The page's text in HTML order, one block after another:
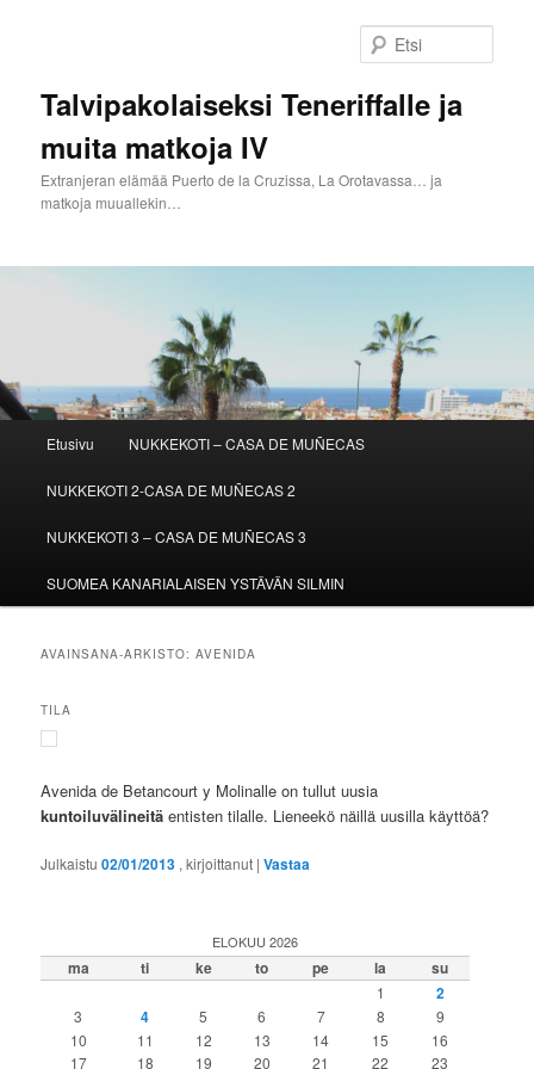
Talvipakolaiseksi Teneriffalle ja
muita matkoja IV
Extranjeran elämää Puerto de la Cruzissa, La Orotavassa… ja
matkoja muuallekin…
Etusivu NUKKEKOTI – CASA DE MUÑECAS
NUKKEKOTI 2-CASA DE MUÑECAS 2
NUKKEKOTI 3 – CASA DE MUÑECAS 3
SUOMEA KANARIALAISEN YSTÄVÄN SILMIN
AVAINSANA-ARKISTO:AVENIDA
TILA
Avenida de Betancourt y Molinalle on tullut uusia
kuntoiluvälineitä entisten tilalle. Lieneekö näillä uusilla käyttöä?
Julkaistu02/01/2013 , kirjoittanut |Vastaa
ELOKUU 2026
ma ti ke to pe la su
1 2
3 4 5 6 7 8
9
10
11 12 13 14 15
16
17
18 19 20 21 22 23